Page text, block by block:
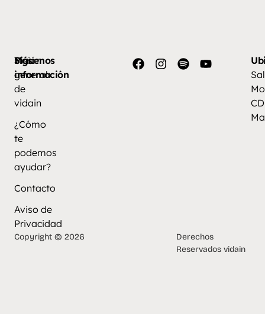
Más
información
Visión
general
de
vidain
¿Cómo
te
podemos
ayudar?
Contacto
Aviso de
Privacidad
Síguenos
Copyright © 2026
Derechos
Reservados vidain